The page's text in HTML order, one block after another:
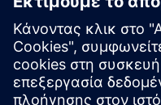
WiTTRA Click-
Διατίθεται μια σειρά
αισθητήρων,